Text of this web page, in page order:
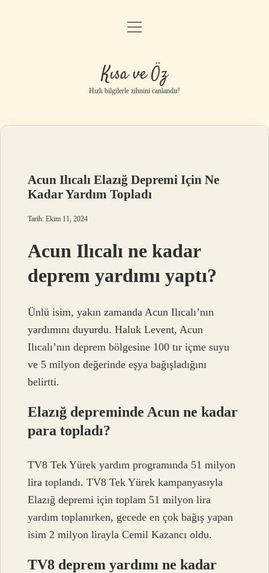
Anasayfa
Gizlilik Politikası
Yasal Uyarı
menüyü
Kısa ve Öz
Hızlı bilgilerle zihnini canlandır!
Acun Ilıcalı Elazığ Depremi Için Ne
Kadar Yardım Topladı
Tarih: Ekim 11, 2024
Acun Ilıcalı ne kadar
deprem yardımı yaptı?
Ünlü isim, yakın zamanda Acun Ilıcalı’nın
yardımını duyurdu. Haluk Levent, Acun
Ilıcalı’nın deprem bölgesine 100 tır içme suyu
ve 5 milyon değerinde eşya bağışladığını
belirtti.
Elazığ depreminde Acun ne kadar
para topladı?
TV8 Tek Yürek yardım programında 51 milyon
lira toplandı. TV8 Tek Yürek kampanyasıyla
Elazığ depremi için toplam 51 milyon lira
yardım toplanırken, gecede en çok bağış yapan
isim 2 milyon lirayla Cemil Kazancı oldu.
TV8 deprem yardımı ne kadar